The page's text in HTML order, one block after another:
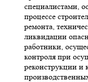
специалистами,
процессе
ремонта,
ликвидации
работники,
контроля при
реконструкции и